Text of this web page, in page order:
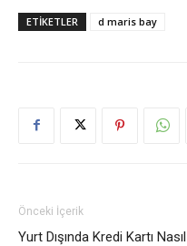
ETIKETLER d maris bay
Önceki İçerik
Yurt Dışında Kredi Kartı Nasıl